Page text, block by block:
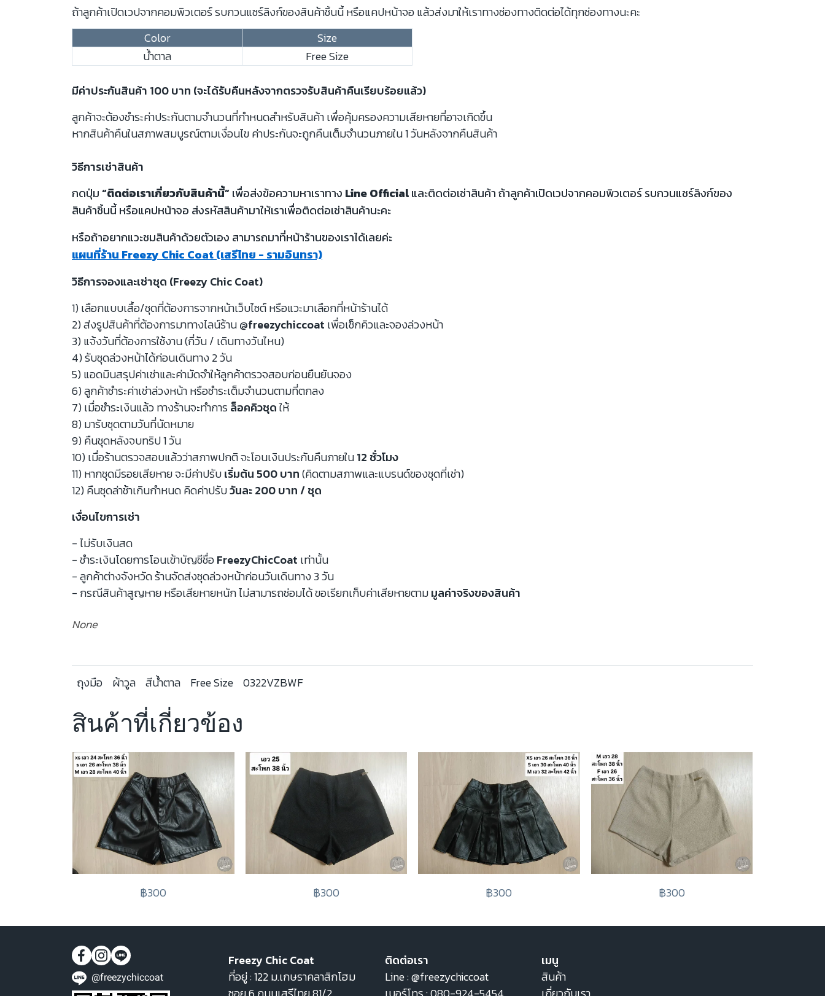
ถ้าลูกค้าเปิดเวปจากคอมพิวเตอร์ รบกวนแชร์ลิงก์ของสินค้าชิ้นนี้ หรือแคปหน้าจอ แล้วส่งมาให้เราทางช่องทางติดต่อได้ทุกช่องทางนะคะ
Color
Size
น้ำตาล
Free Size
มีค่าประกันสินค้า 100 บาท (จะได้รับคืนหลังจากตรวจรับสินค้าคืนเรียบร้อยแล้ว)
ลูกค้าจะต้องชำระค่าประกันตามจำนวนที่กำหนดสำหรับสินค้า เพื่อคุ้มครองความเสียหายที่อาจเกิดขึ้น
หากสินค้าคืนในสภาพสมบูรณ์ตามเงื่อนไข ค่าประกันจะถูกคืนเต็มจำนวนภายใน 1 วันหลังจากคืนสินค้า
วิธีการเช่าสินค้า
กดปุ่ม“ติดต่อเราเกี่ยวกับสินค้านี้”เพื่อส่งข้อความหาเราทาง Line Officialและติดต่อเช่าสินค้า ถ้าลูกค้าเปิดเวปจากคอมพิวเตอร์ รบกวนแชร์ลิงก์ของ
สินค้าชิ้นนี้ หรือแคปหน้าจอ ส่งรหัสสินค้ามาให้เราเพื่อติดต่อเช่าสินค้านะคะ
หรือถ้าอยากแวะชมสินค้าด้วยตัวเอง สามารถมาที่หน้าร้านของเราได้เลยค่ะ
แผนที่ร้าน Freezy Chic Coat (เสรีไทย - รามอินทรา)
วิธีการจองและเช่าชุด (Freezy Chic Coat)
1) เลือกแบบเสื้อ/ชุดที่ต้องการจากหน้าเว็บไซต์ หรือแวะมาเลือกที่หน้าร้านได้
2) ส่งรูปสินค้าที่ต้องการมาทางไลน์ร้าน@freezychiccoat เพื่อเช็กคิวและจองล่วงหน้า
3) แจ้งวันที่ต้องการใช้งาน (กี่วัน / เดินทางวันไหน)
4) รับชุดล่วงหน้าได้ก่อนเดินทาง 2 วัน
5) แอดมินสรุปค่าเช่าและค่ามัดจำให้ลูกค้าตรวจสอบก่อนยืนยันจอง
6) ลูกค้าชำระค่าเช่าล่วงหน้า หรือชำระเต็มจำนวนตามที่ตกลง
7) เมื่อชำระเงินแล้ว ทางร้านจะทำการล็อคคิวชุดให้
8) มารับชุดตามวันที่นัดหมาย
9) คืนชุดหลังจบทริป 1 วัน
10) เมื่อร้านตรวจสอบแล้วว่าสภาพปกติ จะโอนเงินประกันคืนภายใน12 ชั่วโมง
11) หากชุดมีรอยเสียหาย จะมีค่าปรับเริ่มต้น 500 บาท(คิดตามสภาพและแบรนด์ของชุดที่เช่า)
12) คืนชุดล่าช้าเกินกำหนด คิดค่าปรับวันละ 200 บาท / ชุด
เงื่อนไขการเช่า
- ไม่รับเงินสด
- ชำระเงินโดยการโอนเข้าบัญชีชื่อFreezyChicCoat เท่านั้น
- ลูกค้าต่างจังหวัด ร้านจัดส่งชุดล่วงหน้าก่อนวันเดินทาง 3 วัน
- กรณีสินค้าสูญหาย หรือเสียหายหนัก ไม่สามารถซ่อมได้ ขอเรียกเก็บค่าเสียหายตามมูลค่าจริงของสินค้า
None
ถุงมือ ผ้าวูล สีน้ำตาล Free Size 0322VZBWF
สินค้าที่เกี่ยวข้อง
฿300 ฿300 ฿300 ฿300
@freezychiccoat
Freezy Chic Coat
ที่อยู่ : 122 ม.เกษราคลาสิกโฮม
ติดต่อเรา
Line :@freezychiccoat
เมนู
สินค้า